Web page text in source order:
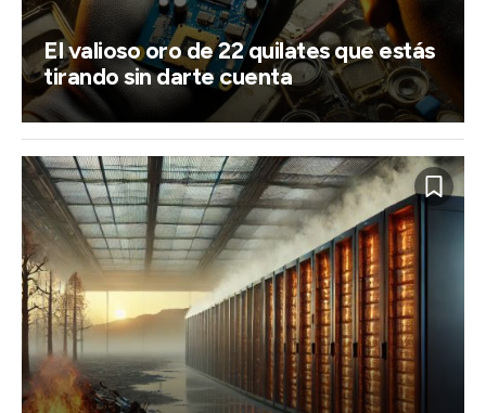
El valioso oro de 22 quilates que estás
tirando sin darte cuenta